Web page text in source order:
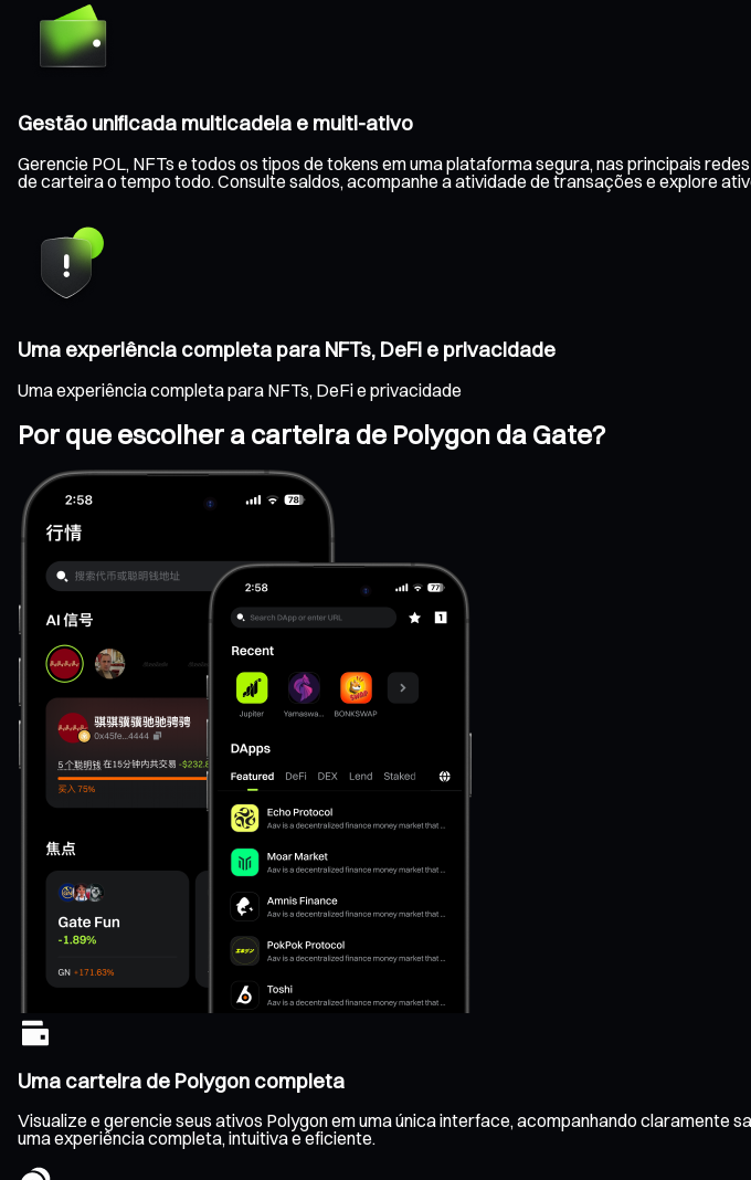
Gestão unificada multicadeia e multi-ativo
Gerencie POL, NFTs e todos os tipos de tokens em uma plataforma segura, nas principais
de carteira o tempo todo. Consulte saldos, acompanhe a atividade de transações e explore
Uma experiência completa para NFTs, DeFi e privacidade
Uma experiência completa para NFTs, DeFi e privacidade
Por que escolher a carteira de Polygon da Gate?
Uma carteira de Polygon completa
Visualize e gerencie seus ativos Polygon em uma única interface, acompanhando
uma experiência completa, intuitiva e eficiente.